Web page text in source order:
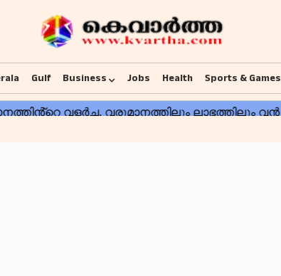
Gulf Business Jobs Health Sports & Games